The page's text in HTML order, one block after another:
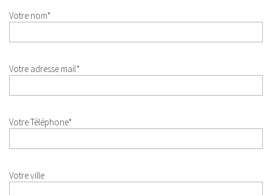
Votre nom*
Votre adresse mail*
Votre Téléphone*
Votre ville